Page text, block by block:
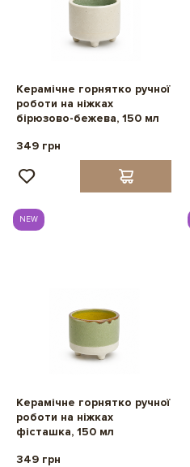
Керамічне горнятко ручної
роботи на ніжках
бірюзово-бежева, 150 мл
349 грн
NEW
Керамічне горнятко ручної
роботи на ніжках
фісташка, 150 мл
349 грн